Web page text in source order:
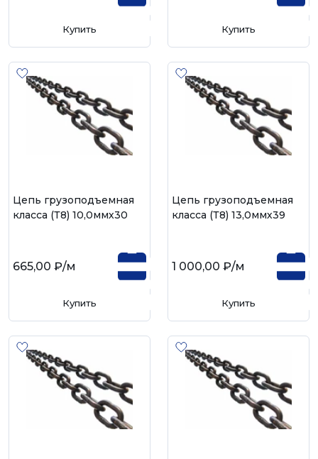
Купить Купить
Цепь грузоподъемная
класса (Т8) 10,0ммх30
665,00 ₽/м
Купить
Цепь грузоподъемная
класса (Т8) 13,0ммх39
1 000,00 ₽/м
Купить